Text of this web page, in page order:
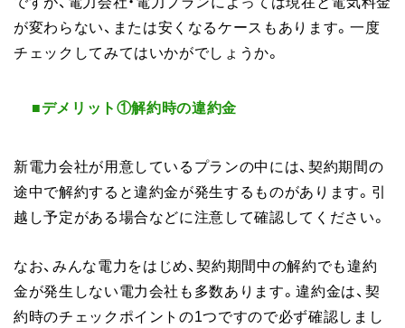
が変わらない、または安くなるケースもあります。一度
チェックしてみてはいかがでしょうか。
■デメリット①解約時の違約金
新電力会社が用意しているプランの中には、契約期間の
途中で解約すると違約金が発生するものがあります。引
越し予定がある場合などに注意して確認してください。
なお、みんな電力をはじめ、契約期間中の解約でも違約
金が発生しない電力会社も多数あります。違約金は、契
約時のチェックポイントの1つですので必ず確認しまし